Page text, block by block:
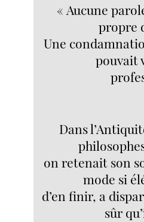
« Aucune
propre
Une
pouvait
Dans
on retenait son
mode si
d’en finir, a
sûr